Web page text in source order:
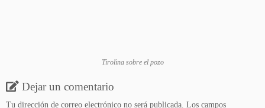
Tirolina sobre el pozo
Dejar un comentario
Tu dirección de correo electrónico no será publicada. Los campos